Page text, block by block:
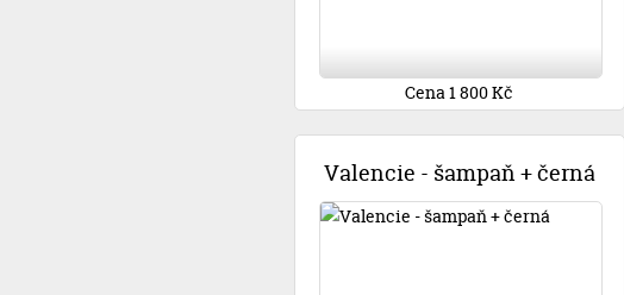
Cena 1 800 Kč
Valencie - šampaň + černá